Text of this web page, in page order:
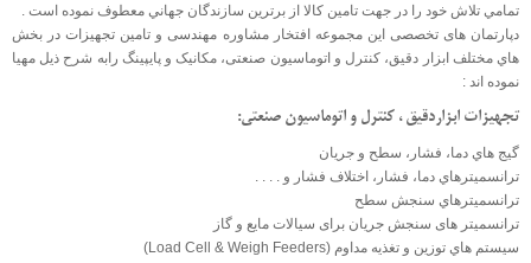
تمامي تلاش خود را در جهت تامين کالا از برترين سازندگان جهاني معطوف نموده است .
دپارتمان های تخصصی این مجموعه افتخار مشاوره مهندسی و تامین تجهيزات در بخش
هاي مختلف ابزار دقيق، کنترل و اتوماسيون صنعتی، مکانيک و پايپينگ رابه شرح ذیل مهیا
نموده اند :
تجهيزات ابزاردقيق ، کنترل و اتوماسيون صنعتی:
گيج هاي دما، فشار، سطح و جريان
ترانسميترهاي دما، فشار، اختلاف فشار و . . . .
ترانسميترهاي سنجش سطح
ترانسميتر های سنجش جريان برای سيالات مايع و گاز
سيستم هاي توزين و تغذيه مداوم (Load Cell & Weigh Feeders)